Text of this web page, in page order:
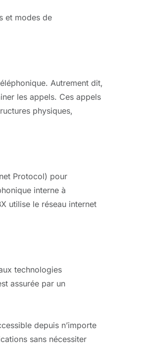
et modes de
Autrement dit,
les appels. Ces appels
physiques,
Protocol) pour
interne à
utilise le réseau internet
technologies
assurée par un
depuis n’importe
sans nécessiter